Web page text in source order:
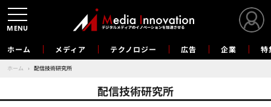
ホーム メディア テクノロジー 広告 企業 特
ホーム › 配信技術研究所
配信技術研究所
MENU